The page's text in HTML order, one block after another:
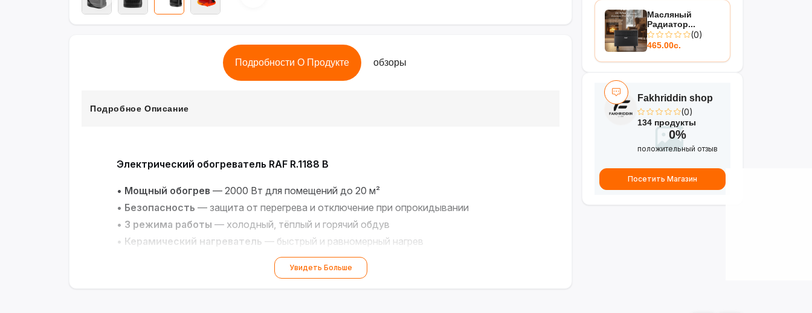
Подробности О Продукте обзоры
Подробное Описание
Электрический обогреватель RAF R.1188 B
• Мощный обогрев — 2000 Вт для помещений до 20 м²
• Безопасность — защита от перегрева и отключение при опрокидывании
• 3 режима работы — холодный, тёплый и горячий обдув
• Керамический нагреватель — быстрый и равномерный нагрев
— поддержание комфортной температуры
Увидеть Больше
Масляный
Радиатор...
(0)
465.00с.
Fakhriddin shop
(0)
134 продукты
0%
положительный отзыв
Посетить Магазин